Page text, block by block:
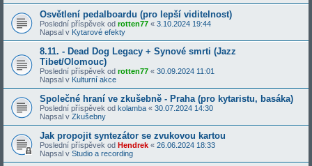
Osvětlení pedalboardu (pro lepší viditelnost)
Poslední příspěvek od rotten77 « 3.10.2024 19:44
Napsal v Kytarové efekty
8.11. - Dead Dog Legacy + Synové smrti (Jazz
Tibet/Olomouc)
Poslední příspěvek od rotten77 « 30.09.2024 11:01
Napsal v Kulturní akce
Společné hraní ve zkušebně - Praha (pro kytaristu, basáka)
Poslední příspěvek od kolamba « 30.07.2024 14:30
Napsal v Zkušebny
Jak propojit syntezátor se zvukovou kartou
Poslední příspěvek od Hendrek « 26.06.2024 18:33
Napsal v Studio a recording